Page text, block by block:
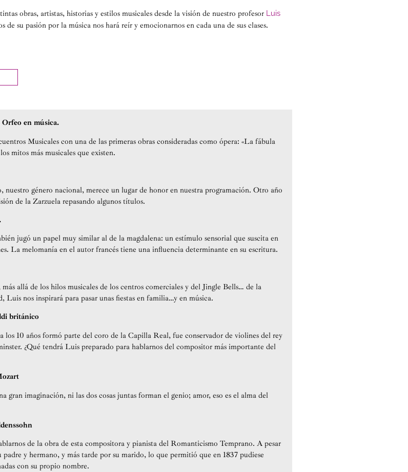
obras, artistas, historias y estilos musicales desde la visión de nuestro profesor Luis
de su pasión por la música nos hará reír y emocionarnos en cada una de sus clases.
en música.
Musicales con una de las primeras obras consideradas como ópera: «La fábula
mitos más musicales que existen.
nuestro género nacional, merece un lugar de honor en nuestra programación. Otro año
de la Zarzuela repasando algunos títulos.
jugó un papel muy similar al de la magdalena: un estímulo sensorial que suscita en
La melomanía en el autor francés tiene una influencia determinante en su escritura.
allá de los hilos musicales de los centros comerciales y del Jingle Bells… de la
nos inspirará para pasar unas fiestas en familia…y en música.
británico
los 10 años formó parte del coro de la Capilla Real, fue conservador de violines del rey
¿Qué tendrá Luis preparado para hablarnos del compositor más importante del
gran imaginación, ni las dos cosas juntas forman el genio; amor, eso es el alma del
de la obra de esta compositora y pianista del Romanticismo Temprano. A pesar
padre y hermano, y más tarde por su marido, lo que permitió que en 1837 pudiese
con su propio nombre.